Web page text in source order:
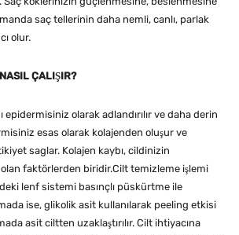
saç tellerinin daha nemli, canlı, parlak
olur.
ÇALIŞIR?
epidermisiniz olarak adlandırılır ve daha derin
esas olarak kolajenden oluşur ve
saglar. Kolajen kaybı, cildinizin
olan faktörlerden biridir.Cilt temizleme işlemi
lenf sistemi basınçlı püskürtme ile
ise, glikolik asit kullanılarak peeling etkisi
asit ciltten uzaklaştırılır. Cilt ihtiyacına